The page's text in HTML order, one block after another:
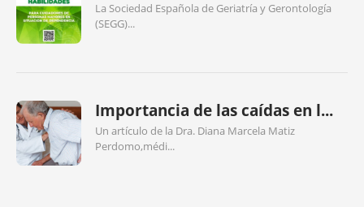
La Sociedad Española de Geriatría y Gerontología
(SEGG)...
Importancia de las caídas en l...
Un artículo de la Dra. Diana Marcela Matiz
Perdomo,médi...